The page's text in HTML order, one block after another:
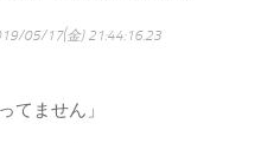
05/17(金) 21:44:16.23
てません」